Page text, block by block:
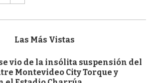
Las Más Vistas
vio de la insólita suspensión del
Montevideo City Torque y